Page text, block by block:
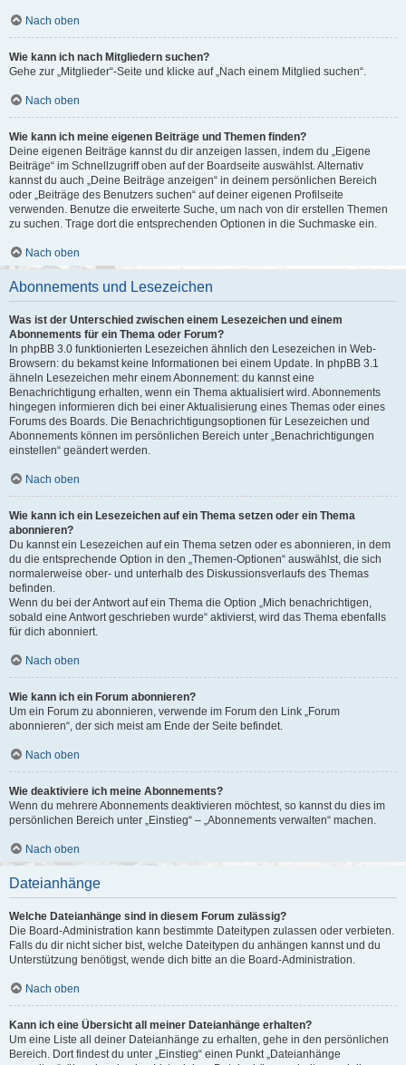
Nach oben
Wie kann ich nach Mitgliedern suchen?
Gehe zur „Mitglieder“-Seite und klicke auf „Nach einem Mitglied suchen“.
Nach oben
Wie kann ich meine eigenen Beiträge und Themen finden?
Deine eigenen Beiträge kannst du dir anzeigen lassen, indem du „Eigene
Beiträge“ im Schnellzugriff oben auf der Boardseite auswählst. Alternativ
kannst du auch „Deine Beiträge anzeigen“ in deinem persönlichen Bereich
oder „Beiträge des Benutzers suchen“ auf deiner eigenen Profilseite
verwenden. Benutze die erweiterte Suche, um nach von dir erstellen Themen
zu suchen. Trage dort die entsprechenden Optionen in die Suchmaske ein.
Nach oben
Abonnements und Lesezeichen
Was ist der Unterschied zwischen einem Lesezeichen und einem
Abonnements für ein Thema oder Forum?
In phpBB 3.0 funktionierten Lesezeichen ähnlich den Lesezeichen in Web-
Browsern: du bekamst keine Informationen bei einem Update. In phpBB 3.1
ähneln Lesezeichen mehr einem Abonnement: du kannst eine
Benachrichtigung erhalten, wenn ein Thema aktualisiert wird. Abonnements
hingegen informieren dich bei einer Aktualisierung eines Themas oder eines
Forums des Boards. Die Benachrichtigungsoptionen für Lesezeichen und
Abonnements können im persönlichen Bereich unter „Benachrichtigungen
einstellen“ geändert werden.
Nach oben
Wie kann ich ein Lesezeichen auf ein Thema setzen oder ein Thema
abonnieren?
Du kannst ein Lesezeichen auf ein Thema setzen oder es abonnieren, in dem
du die entsprechende Option in den „Themen-Optionen“ auswählst, die sich
normalerweise ober- und unterhalb des Diskussionsverlaufs des Themas
befinden.
Wenn du bei der Antwort auf ein Thema die Option „Mich benachrichtigen,
sobald eine Antwort geschrieben wurde“ aktivierst, wird das Thema ebenfalls
für dich abonniert.
Nach oben
Wie kann ich ein Forum abonnieren?
Um ein Forum zu abonnieren, verwende im Forum den Link „Forum
abonnieren“, der sich meist am Ende der Seite befindet.
Nach oben
Wie deaktiviere ich meine Abonnements?
Wenn du mehrere Abonnements deaktivieren möchtest, so kannst du dies im
persönlichen Bereich unter „Einstieg“ – „Abonnements verwalten“ machen.
Nach oben
Dateianhänge
Welche Dateianhänge sind in diesem Forum zulässig?
Die Board-Administration kann bestimmte Dateitypen zulassen oder verbieten.
Falls du dir nicht sicher bist, welche Dateitypen du anhängen kannst und du
Unterstützung benötigst, wende dich bitte an die Board-Administration.
Nach oben
Kann ich eine Übersicht all meiner Dateianhänge erhalten?
Um eine Liste all deiner Dateianhänge zu erhalten, gehe in den persönlichen
Bereich. Dort findest du unter „Einstieg“ einen Punkt „Dateianhänge